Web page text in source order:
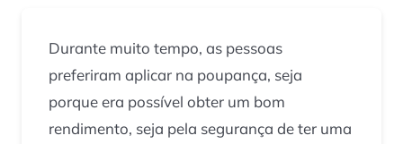
Durante muito tempo, as pessoas
preferiram aplicar na poupança, seja
porque era possível obter um bom
rendimento, seja pela segurança de ter uma